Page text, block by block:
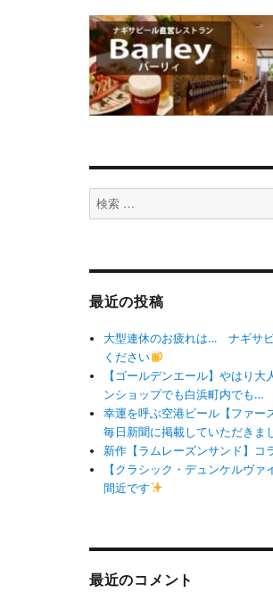
検
索
最近の投稿
大型連休のお疲れは… ナギサ
ください
【ゴールデンエール】やはり
ンショップでも白浜町内でも…
幸運を呼ぶ空港ビール【ファー
毎日新聞に掲載していただきま
新作【ラムレーズンサンド】コ
【クラシック・デュンケルヴァ
間近です
最近のコメント